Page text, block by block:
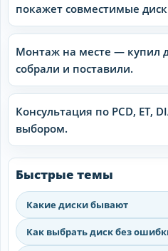
покажет совместимые
Монтаж на месте — купил
собрали и поставили.
Консультация по PCD, ET,
выбором.
Быстрые темы
Какие диски бывают
Как выбрать диск без